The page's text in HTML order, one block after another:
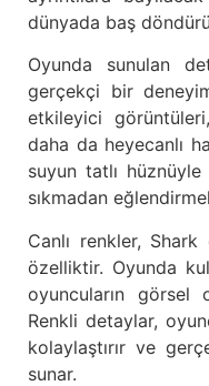
dünyada baş
Oyunda sunulan
gerçekçi bir
etkileyici
daha da heyecanlı
suyun tatlı
sıkmadan
Canlı renkler,
özelliktir. Oyunda
oyuncuların görsel
Renkli detaylar,
kolaylaştırır ve
sunar.